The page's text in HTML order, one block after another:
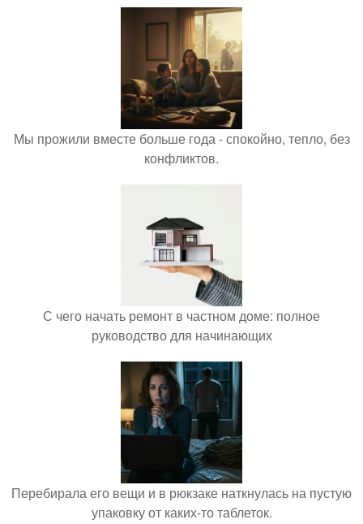
Мы прожили вместе больше года - спокойно, тепло, без
конфликтов.
С чего начать ремонт в частном доме: полное
руководство для начинающих
Перебирала его вещи и в рюкзаке наткнулась на пустую
упаковку от каких-то таблеток.